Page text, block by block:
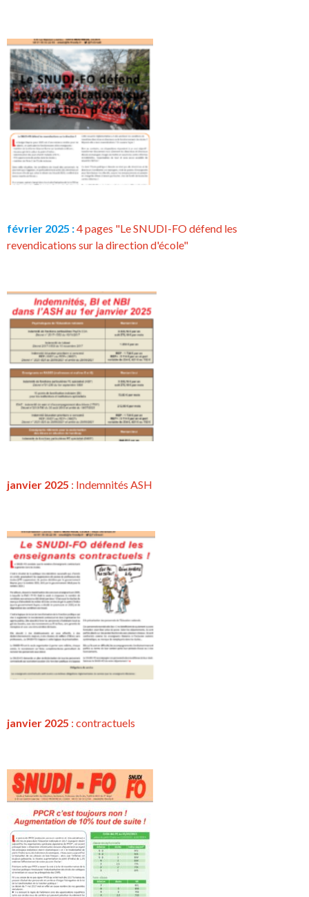
février 2025 :4 pages "Le SNUDI-FO défend les
revendications sur la direction d'école"
janvier 2025 : Indemnités ASH
janvier 2025 : contractuels